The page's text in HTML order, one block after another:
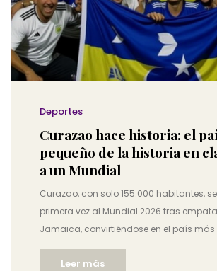
Deportes
Curazao hace historia: el
pequeño de la historia en
a un Mundial
Curazao, con solo 155.000 habitantes,
primera vez al Mundial 2026 tras
Jamaica, convirtiéndose en el país
la historia en lograrlo, superando el
Leer más